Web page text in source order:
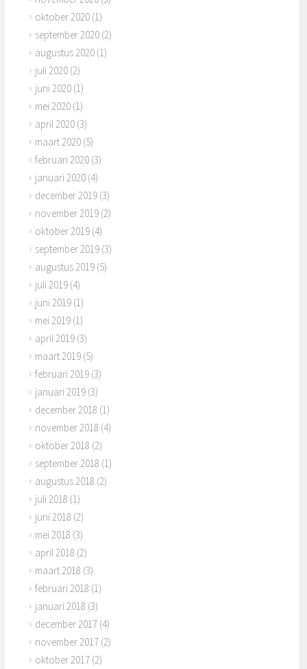
oktober 2020 (1)
september 2020 (2)
augustus 2020 (1)
juli 2020 (2)
juni 2020 (1)
mei 2020 (1)
april 2020 (3)
maart 2020 (5)
februari 2020 (3)
januari 2020 (4)
december 2019 (3)
november 2019 (2)
oktober 2019 (4)
september 2019 (3)
augustus 2019 (5)
juli 2019 (4)
juni 2019 (1)
mei 2019 (1)
april 2019 (3)
maart 2019 (5)
februari 2019 (3)
januari 2019 (3)
december 2018 (1)
november 2018 (4)
oktober 2018 (2)
september 2018 (1)
augustus 2018 (2)
juli 2018 (1)
juni 2018 (2)
mei 2018 (3)
april 2018 (2)
maart 2018 (3)
februari 2018 (1)
januari 2018 (3)
december 2017 (4)
november 2017 (2)
oktober 2017 (2)